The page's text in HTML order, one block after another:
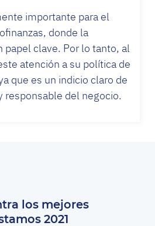
importante para el
donde la
papel clave. Por lo tanto, al
atención a su política de
que es un indicio claro de
responsable del negocio.
los mejores
2021